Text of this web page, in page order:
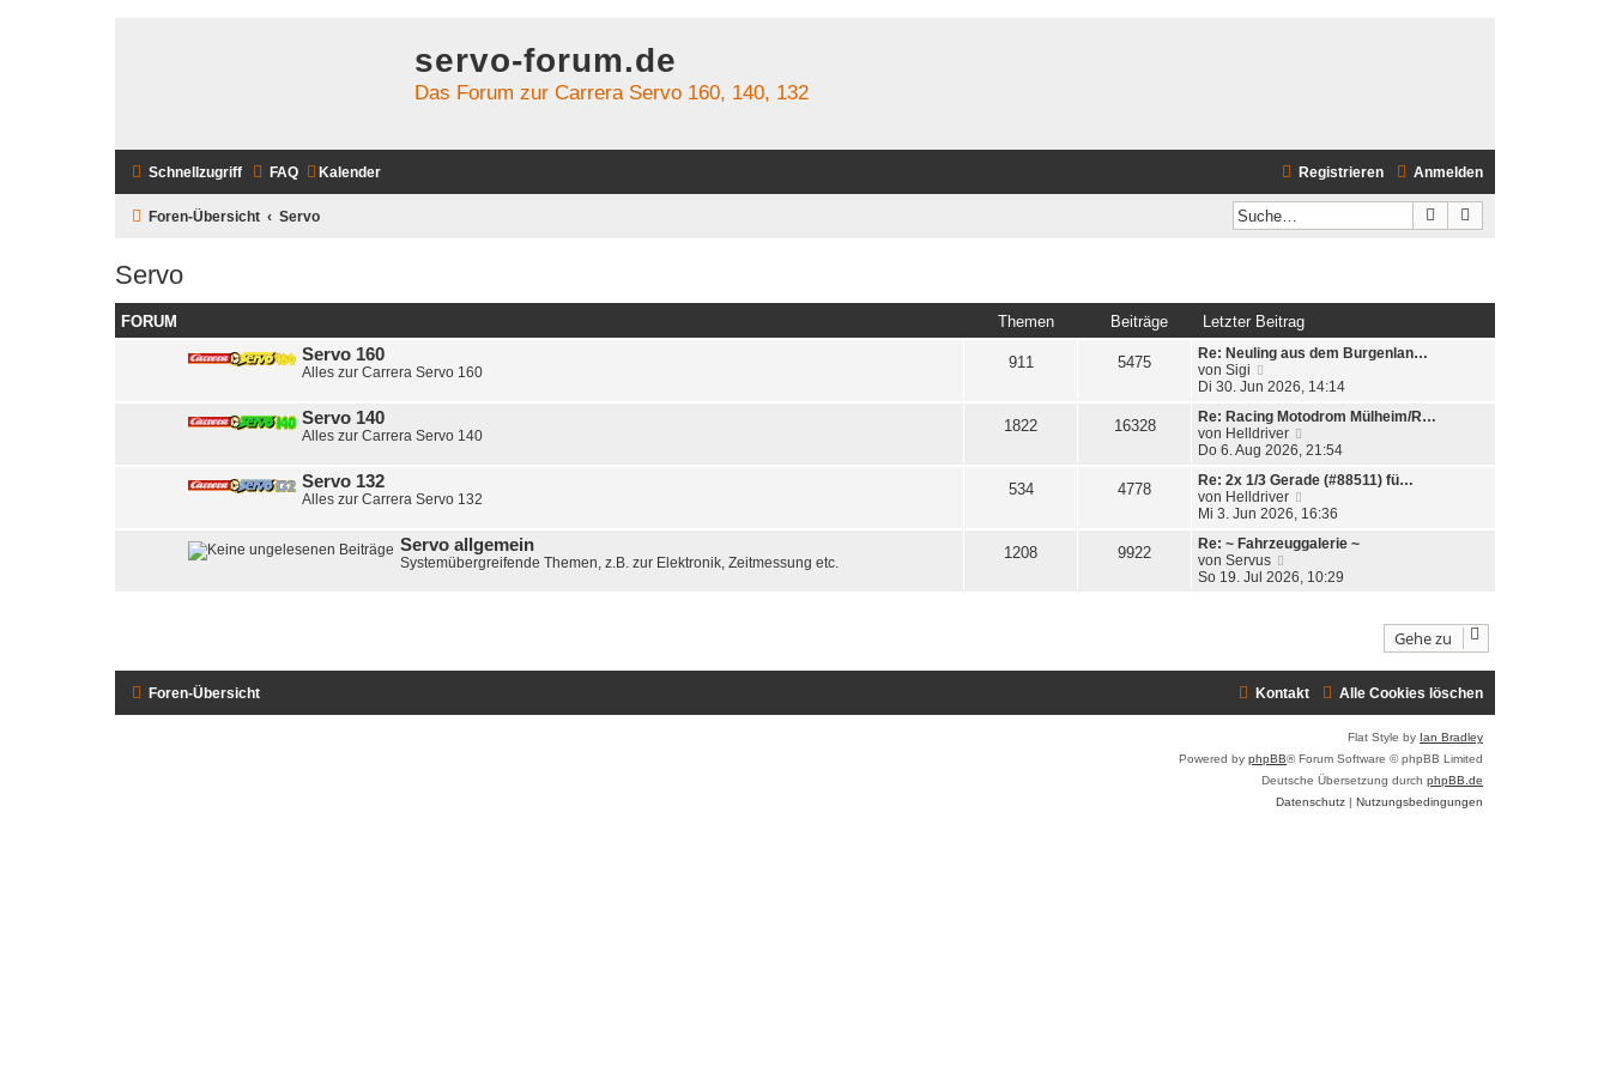
servo-forum.de
Das Forum zur Carrera Servo 160, 140, 132
Schnellzugriff FAQ Kalender Anmelden
Registrieren
Foren-Übersicht Servo Suche
Servo
FORUM Themen Beiträge Letzter Beitrag
Servo 160
Alles zur Carrera Servo 160
911 5475
Re: Neuling aus dem Burgenlan…
von Sigi
e
e
s
t
r
B
e
t
r
a
Di 30. Jun 2026, 14:14
Servo 140
Alles zur Carrera Servo 140
1822 16328
Re: Racing Motodrom Mülheim/R…
von Helldriver
e
e
t
r
e
Do 6. Aug 2026, 21:54
Servo 132
Alles zur Carrera Servo 132
534 4778
Re: 2x 1/3 Gerade (#88511) fü…
von Helldriver
e
e
t
r
a
Mi 3. Jun 2026, 16:36
Servo allgemein
Systemübergreifende Themen, z.B. zur Elektronik, Zeitmessung etc.
1208 9922
Re: ~ Fahrzeuggalerie ~
von Servus
e
r
B
r
a
So 19. Jul 2026, 10:29
Gehe zu
Foren-Übersicht Alle Cookies löschen
Kontakt
Flat Style by Ian Bradley
Powered by phpBB® Forum Software © phpBB Limited
Deutsche Übersetzung durch phpBB.de
Datenschutz | Nutzungsbedingungen